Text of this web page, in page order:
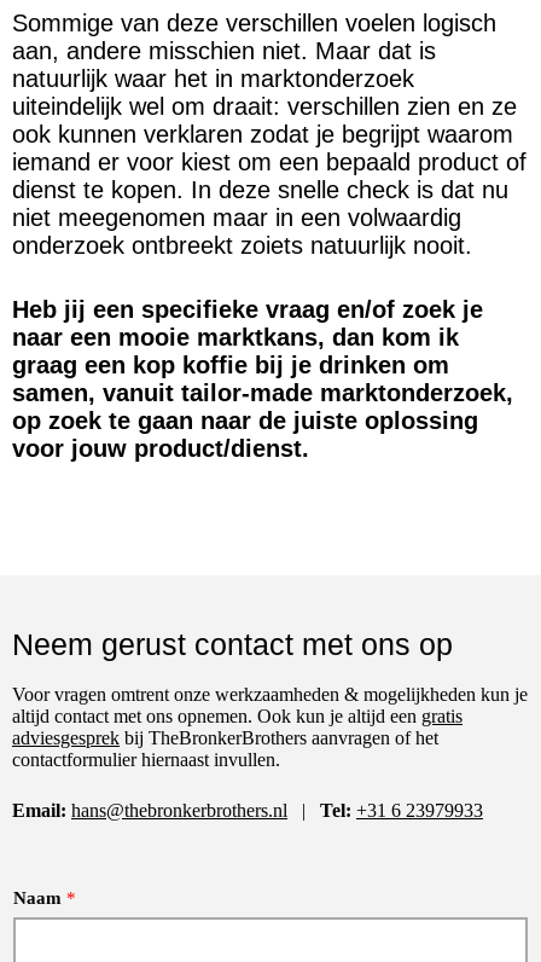
Sommige van deze verschillen voelen logisch
aan, andere misschien niet. Maar dat is
natuurlijk waar het in marktonderzoek
uiteindelijk wel om draait: verschillen zien en ze
ook kunnen verklaren zodat je begrijpt waarom
iemand er voor kiest om een bepaald product of
dienst te kopen. In deze snelle check is dat nu
niet meegenomen maar in een volwaardig
onderzoek ontbreekt zoiets natuurlijk nooit.
Heb jij een specifieke vraag en/of zoek je
naar een mooie marktkans, dan kom ik
graag een kop koffie bij je drinken om
samen, vanuit tailor-made marktonderzoek,
op zoek te gaan naar de juiste oplossing
voor jouw product/dienst.
Neem gerust contact met ons op
Voor vragen omtrent onze werkzaamheden & mogelijkheden kun je
altijd contact met ons opnemen. Ook kun je altijd een gratis
adviesgesprek bij TheBronkerBrothers aanvragen of het
contactformulier hiernaast invullen.
Email: hans@thebronkerbrothers.nl | Tel: +31 6 23979933
Naam *